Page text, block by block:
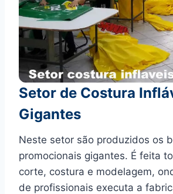
Setor de Costura
Gigantes
Neste setor são produzidos os
promocionais gigantes. É feita
corte, costura e modelagem,
de profissionais executa a